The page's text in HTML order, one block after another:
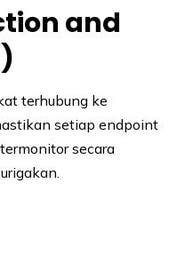
and
terhubung ke
setiap endpoint
secara